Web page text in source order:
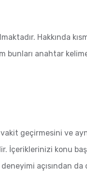
Hakkında
bunları anahtar
geçirmesini ve
konu
açısından da